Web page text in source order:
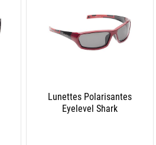
Lunettes Polarisantes
Eyelevel Shark